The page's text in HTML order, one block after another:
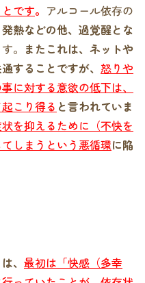
です。 アルコール依存の
熱などの他、過覚醒とな
。 またこれは、ネットや
することですが、 怒りや
に対する意欲の低下は、
こり得る と言われていま
を抑えるために（不快を
しまうという悪循環に陥
、 最初は「快感（多幸